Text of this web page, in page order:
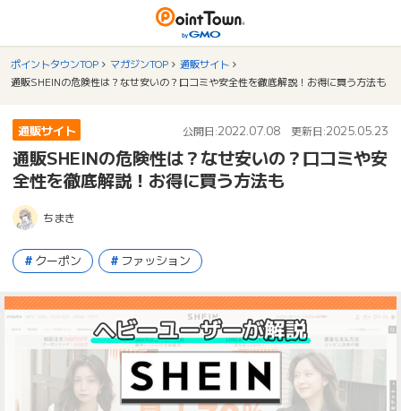
ポイントタウンTOP マガジンTOP
通販サイト
通販SHEINの危険性は？なせ安いの？口コミや安全性を徹底解説！お得に買う方法も
通販サイト 公開日:2022.07.08 更新日:2025.05.23
通販SHEINの危険性は？なせ安いの？口コミや安
全性を徹底解説！お得に買う方法も
ちまき
クーポン ファッション